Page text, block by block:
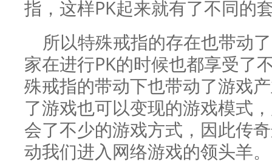
指，这样PK起来就有了不同的
所以特殊戒指的存在也带动
家在进行PK的时候也都享受了
殊戒指的带动下也带动了游戏
了游戏也可以变现的游戏模式
会了不少的游戏方式，因此传
动我们进入网络游戏的领头羊。